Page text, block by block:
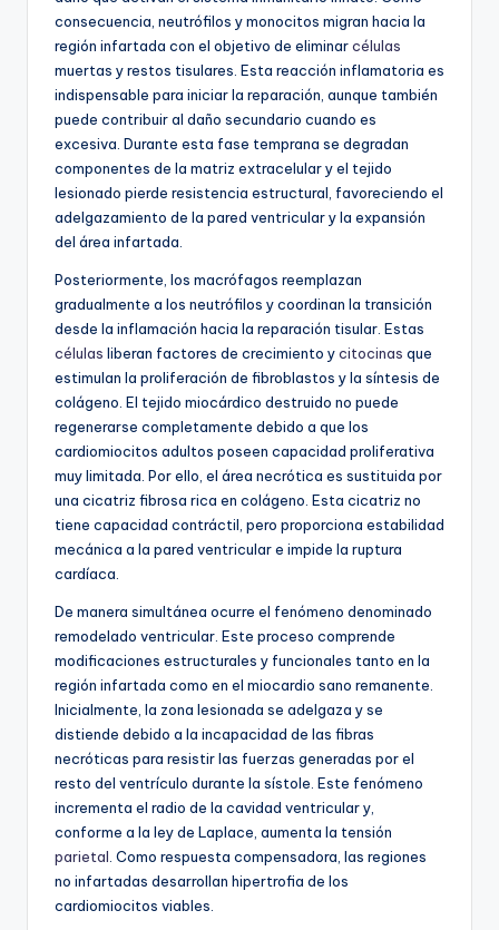
consecuencia, neutrófilos y monocitos migran hacia la
región infartada con el objetivo de eliminarcélulas
muertas y restos tisulares. Esta reacción inflamatoria es
indispensable para iniciar la reparación, aunque también
puede contribuir al daño secundario cuando es
excesiva. Durante esta fase temprana se degradan
componentes de la matriz extracelular y el tejido
lesionado pierde resistencia estructural, favoreciendo el
adelgazamiento de la pared ventricular y la expansión
del área infartada.
Posteriormente, los macrófagos reemplazan
gradualmente a los neutrófilos y coordinan la transición
desde la inflamación hacia la reparación tisular. Estas
células liberan factores de crecimiento ycitocinas que
estimulan la proliferación de fibroblastos y la síntesis de
colágeno. El tejido miocárdico destruido no puede
regenerarse completamente debido a que los
cardiomiocitos adultos poseen capacidad proliferativa
muy limitada. Por ello, el área necrótica es sustituida por
una cicatriz fibrosa rica en colágeno. Esta cicatriz no
tiene capacidad contráctil, pero proporciona estabilidad
mecánica a la pared ventricular e impide la ruptura
cardíaca.
De manera simultánea ocurre el fenómeno denominado
remodelado ventricular. Este proceso comprende
modificaciones estructurales y funcionales tanto en la
región infartada como en el miocardio sano remanente.
Inicialmente, la zona lesionada se adelgaza y se
distiende debido a la incapacidad de las fibras
necróticas para resistir las fuerzas generadas por el
resto del ventrículo durante la sístole. Este fenómeno
incrementa el radio de la cavidad ventricular y,
conforme a la ley de Laplace, aumenta la tensión
parietal . Como respuesta compensadora, las regiones
no infartadas desarrollan hipertrofia de los
cardiomiocitos viables.